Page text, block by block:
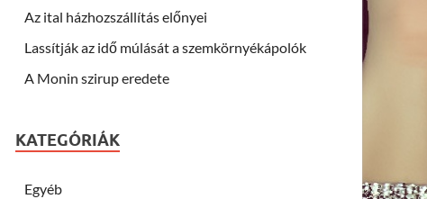
Az ital házhozszállítás előnyei
Lassítják az idő múlását a szemkörnyékápolók
A Monin szirup eredete
KATEGÓRIÁK
Egyéb